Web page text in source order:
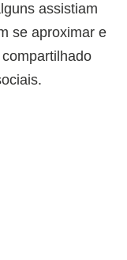
assistiam
se aproximar e